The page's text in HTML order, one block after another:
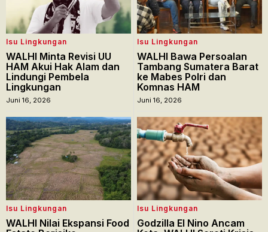
Isu Lingkungan
WALHI Minta Revisi UU
HAM Akui Hak Alam dan
Lindungi Pembela
Lingkungan
Juni 16, 2026
Isu Lingkungan
WALHI Bawa Persoalan
Tambang Sumatera Barat
ke Mabes Polri dan
Komnas HAM
Juni 16, 2026
Isu Lingkungan
WALHI Nilai Ekspansi Food
Isu Lingkungan
Godzilla El Nino Ancam